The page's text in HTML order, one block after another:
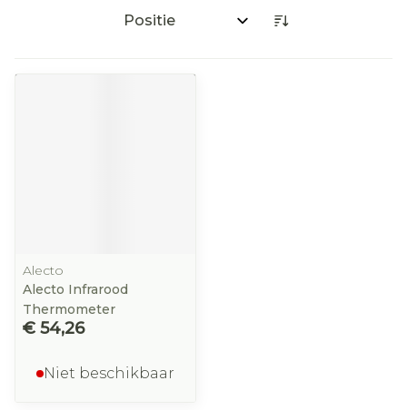
Sorteer op:
Alecto
Alecto Infrarood
Thermometer
€ 54,26
Niet beschikbaar